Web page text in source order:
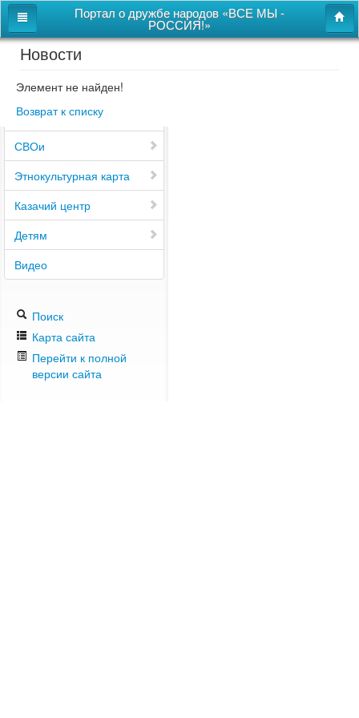
Портал о дружбе народов «ВСЕ МЫ -
РОССИЯ!»
Главная
Дом дружбы народов
Новости
СВОи
Этнокультурная карта
Казачий центр
Детям
Видео
Поиск
Карта сайта
Перейти к полной
версии сайта
Новости
Элемент не найден!
Возврат к списку